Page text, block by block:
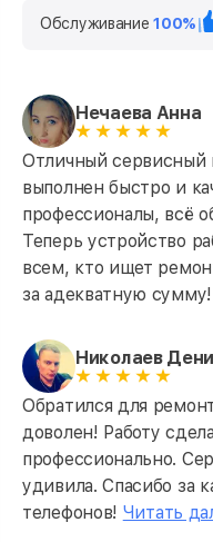
Обслуживание100%
Нечаева Анна
Отличный сервисный
выполнен быстро и
профессионалы, всё
Теперь устройство
всем, кто ищет
за адекватную сумму!
Николаев
Обратился для
доволен! Работу
профессионально.
удивила. Спасибо за
телефонов! Читать